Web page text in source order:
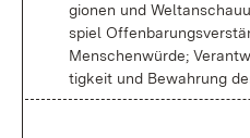
gio­nen und
spiel
Men­schen­wür­de;
tig­keit und Be­wah­rung